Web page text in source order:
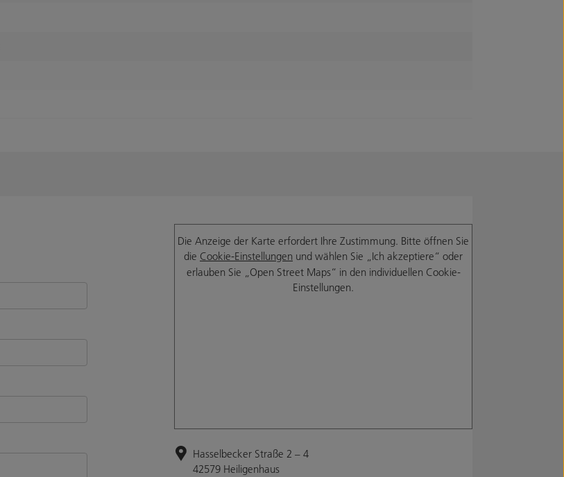
Die Anzeige der Karte erfordert Ihre Zustimmung. Bitte öffnen Sie
die Cookie-Einstellungen und wählen Sie „Ich akzeptiere“ oder
erlauben Sie „Open Street Maps“ in den individuellen Cookie-
Einstellungen.
Hasselbecker Straße 2 – 4
42579 Heiligenhaus